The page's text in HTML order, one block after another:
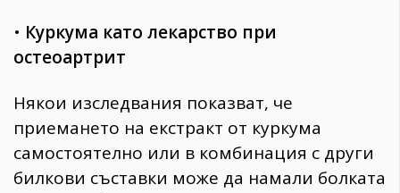
• Куркума като лекарство при
остеоартрит
Някои изследвания показват, че
приемането на екстракт от куркума
самостоятелно или в комбинация с други
билкови съставки може да намали болката